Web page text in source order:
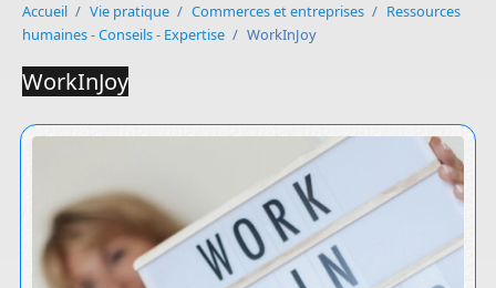
Accueil / Vie pratique / Commerces et entreprises / Ressources
humaines - Conseils - Expertise / WorkInJoy
WorkInJoy